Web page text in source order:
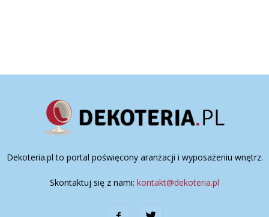
Dekoteria.pl to portal poświęcony aranżacji i wyposażeniu wnętrz.
Skontaktuj się z nami: kontakt@dekoteria.pl